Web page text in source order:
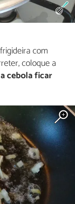
com
coloque a
cebola ficar